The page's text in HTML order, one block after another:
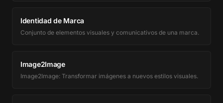
Identidad de Marca
Conjunto de elementos visuales y comunicativos de una marca.
Image2Image
Image2Image: Transformar imágenes a nuevos estilos visuales.